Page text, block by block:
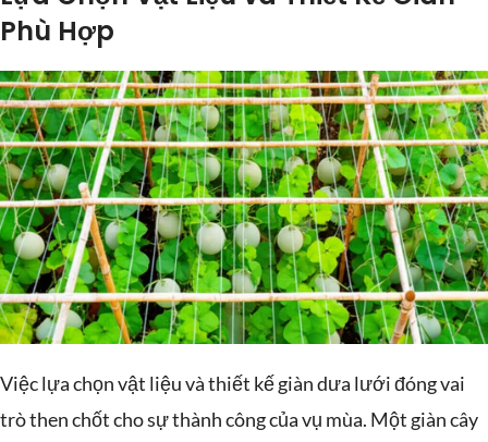
Phù Hợp
Việc lựa chọn vật liệu và thiết kế giàn dưa lưới đóng vai
trò then chốt cho sự thành công của vụ mùa. Một giàn cây